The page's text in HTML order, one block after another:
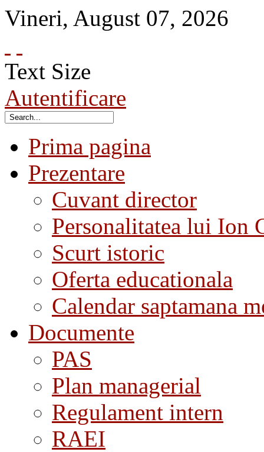
Vineri, August 07, 2026
Text Size
Autentificare
Prima pagina
Prezentare
Cuvant director
Personalitatea lui Ion
Scurt istoric
Oferta educationala
Calendar saptamana
Documente
PAS
Plan managerial
Regulament intern
RAEI